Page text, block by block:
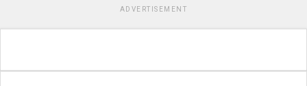
ADVERTISEMENT